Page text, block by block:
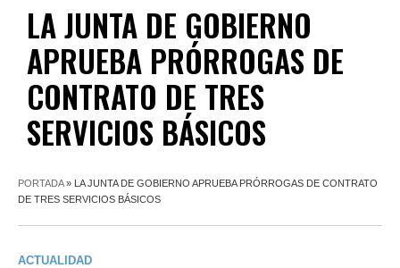
LA JUNTA DE GOBIERNO
APRUEBA PRÓRROGAS DE
CONTRATO DE TRES
SERVICIOS BÁSICOS
PORTADA» LA JUNTA DE GOBIERNO APRUEBA PRÓRROGAS DE CONTRATO
DE TRES SERVICIOS BÁSICOS
ACTUALIDAD